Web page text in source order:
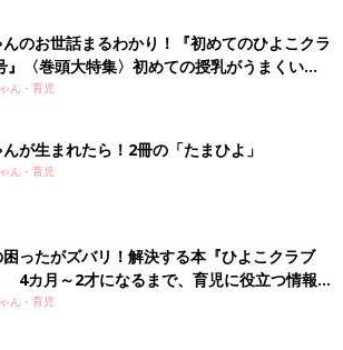
のお世話まるわかり！『初めてのひよこクラ
』〈巻頭大特集〉初めての授乳がうまくい
っぱい・ミルクの基本と夏のトラブル 解決テ
ん・育児
が生まれたら！2冊の「たまひよ」
ん・育児
ったがズバリ！解決する本『ひよこクラブ
4カ月～2才になるまで、育児に役立つ情報が
！
ん・育児